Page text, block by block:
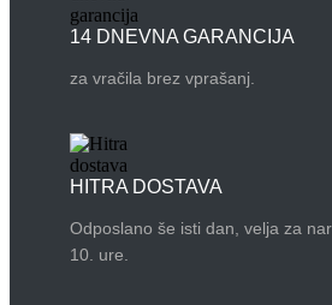
14 DNEVNA GARANCIJA
za vračila brez vprašanj.
HITRA DOSTAVA
Odposlano še isti dan, velja za
10. ure.